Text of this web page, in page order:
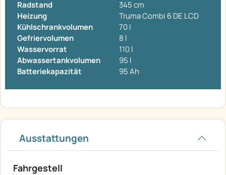
Radstand
345 cm
Heizung
Truma Combi 6 DE LCD
Kühlschrankvolumen
70 l
Gefriervolumen
8 l
Wasservorrat
110 l
Abwassertankvolumen
95 l
Batteriekapazität
95 Ah
Ausstattungen
Fahrgestell